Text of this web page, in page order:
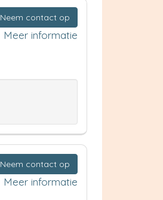
Neem contact op
Meer informatie
Neem contact op
Meer informatie